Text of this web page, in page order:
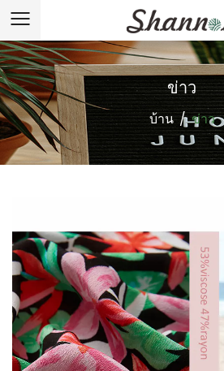
ข่าว
บ้าน/ข่าว